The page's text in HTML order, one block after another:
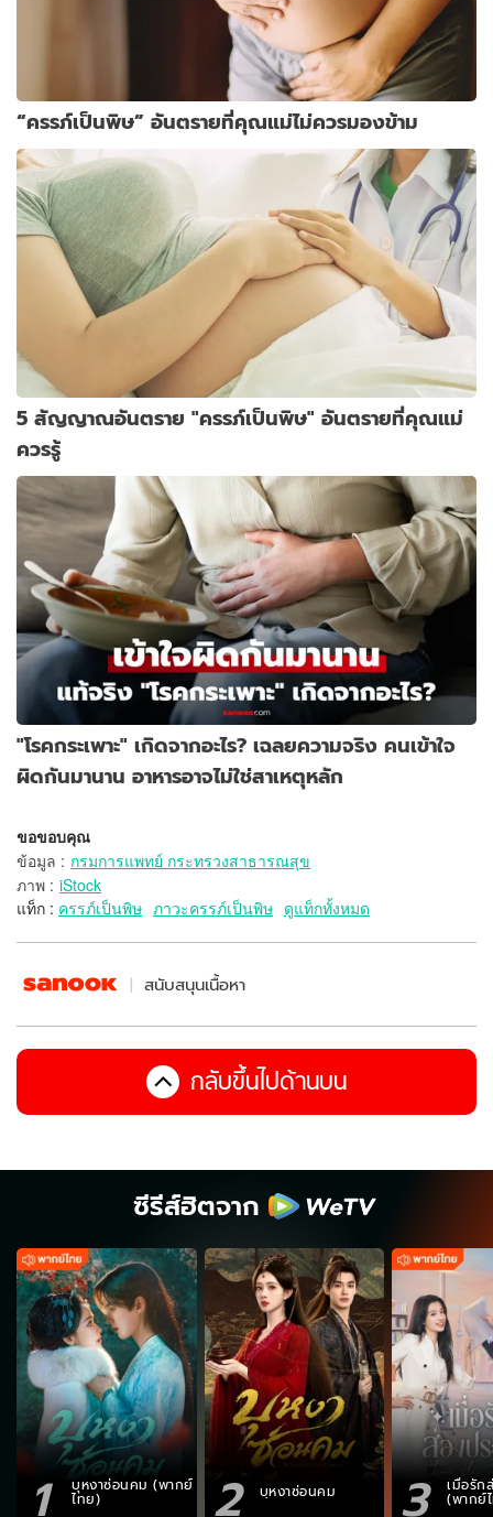
“ครรภ์เป็นพิษ” อันตรายที่คุณแม่ไม่ควรมองข้าม
5 สัญญาณอันตราย "ครรภ์เป็นพิษ" อันตรายที่คุณแม่
ควรรู้
"โรคกระเพาะ" เกิดจากอะไร? เฉลยความจริง คนเข้าใจ
ผิดกันมานาน อาหารอาจไม่ใช่สาเหตุหลัก
ขอขอบคุณ
ข้อมูล : กรมการแพทย์ กระทรวงสาธารณสุข
ภาพ : iStock
แท็ก : ครรภ์เป็นพิษ ภาวะครรภ์เป็นพิษ ดูแท็กทั้งหมด
สนับสนุนเนื้อหา
กลับขึ้นไปด้านบน
ซีรีส์ฮิตจาก
1 บุหงาซ่อนคม (พากย์
ไทย) 2 บุหงาซ่อนคม 3 เมื่อรัก
(พากย์